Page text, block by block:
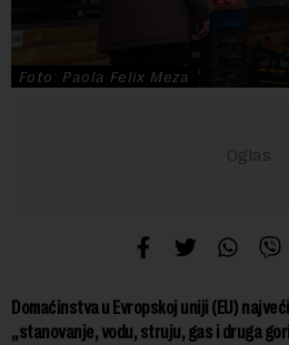
Foto: Paola Felix Meza
Domaćinstva u Evropskoj uniji (EU)
„stanovanje, vodu, struju, gas i druga